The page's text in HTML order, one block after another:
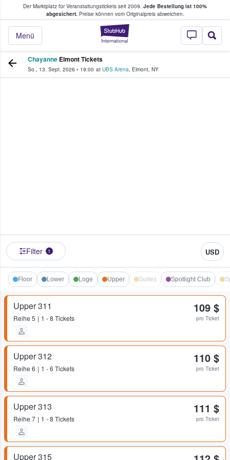
Der Marktplatz für Veranstaltungstickets seit 2009. Jede Bestellung ist 100%
abgesichert.Preise können vom Originalpreis abweichen.
StubHub - Wo
Menü
Tickets kaufen & verkaufen
Chayanne Elmont Tickets
So., 13. Sept. 2026 • 19:00 at UBS Arena, Elmont, NY
Filter 1 USD
Floor Lower Loge Upper Suites Spotlight Club
Upper 311
Reihe 5 1 - 8 Tickets
109 $
pro Ticket
Upper 312
Reihe 6 1 - 6 Tickets
110 $
pro Ticket
Upper 313
Reihe 7 1 - 8 Tickets
111 $
pro Ticket
Upper 315